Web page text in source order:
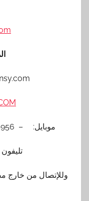
/
موبايل: – 01211116956 – – 01211116958
تليفون